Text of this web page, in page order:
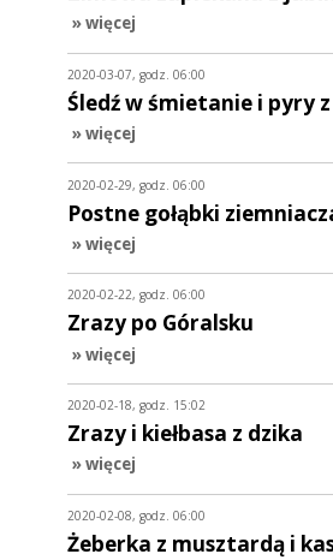
» więcej
2020-03-07, godz. 06:00
Śledź w śmietanie i pyry
» więcej
2020-02-29, godz. 06:00
Postne gołąbki
» więcej
2020-02-22, godz. 06:00
Zrazy po Góralsku
» więcej
2020-02-18, godz. 15:02
Zrazy i kiełbasa z dzika
» więcej
2020-02-08, godz. 06:00
Żeberka z musztardą i